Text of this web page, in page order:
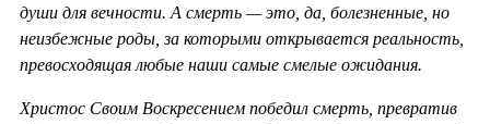
души для вечности. А смерть — это, да, болезненные, но
неизбежные роды, за которыми открывается реальность,
превосходящая любые наши самые смелые ожидания.
Христос Своим Воскресением победил смерть, превратив